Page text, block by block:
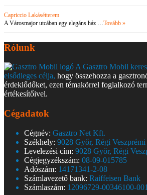
Capriccio Lakásétterem
A Városmajor utcában egy elegáns ház …Tovább »
Rólunk
A Gasztro Mobil
elsődleges célja, hogy összehozza a
érdeklődőket, ezen témakörrel foglalkozó
értékesítőivel.
Cégadatok
Cégnév: Gasztro Net Kft.
Székhely: 9028 Győr, Régi Veszprémi
Levelezési cím: 9028 Győr, Régi
Cégjegyzékszám: 08-09-015785
Adószám: 14171341-2-08
Számlavezető bank: Raiffeisen Bank
Számlaszám: 12096729-00346100-